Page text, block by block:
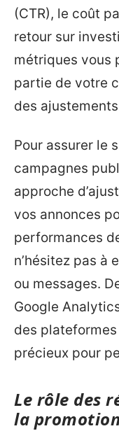
(CTR), le coût
retour sur
métriques vous
partie de votre
des
Pour assurer le
campagnes
approche
vos annonces
performances
n’hésitez pas à
ou messages.
Google
des
précieux pour
Le rôle des
la